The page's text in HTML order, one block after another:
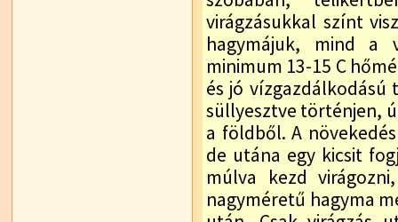
virágzásukkal színt
hagymájuk, mind a
minimum 13-15 C
és jó
süllyesztve történjen,
a földből. A
de utána egy kicsit
múlva kezd
nagyméretű hagyma